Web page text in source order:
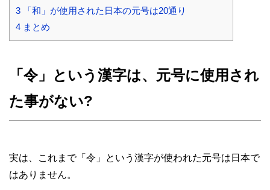
3 「和」が使用された日本の元号は20通り
4 まとめ
「令」という漢字は、元号に使用され
た事がない?
実は、これまで「令」という漢字が使われた元号は日本で
はありません。